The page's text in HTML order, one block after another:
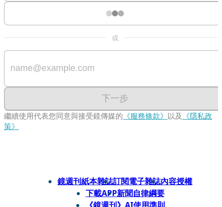
或
下一步
繼續使用代表您同意與接受鏡傳媒的 《服務條款》 以及 《隱私政
策》
鏡週刊紙本雜誌訂閱電子雜誌內容授權
下載APP新聞自律綱要